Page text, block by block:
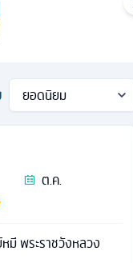
ต.ค.
มี พระราชวังหลวง